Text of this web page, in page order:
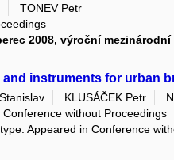
TONEV Petr
2008, výroční mezinárodní
and instruments for urban
KLUSÁČEK Petr
without Proceedings
Appeared in Conference